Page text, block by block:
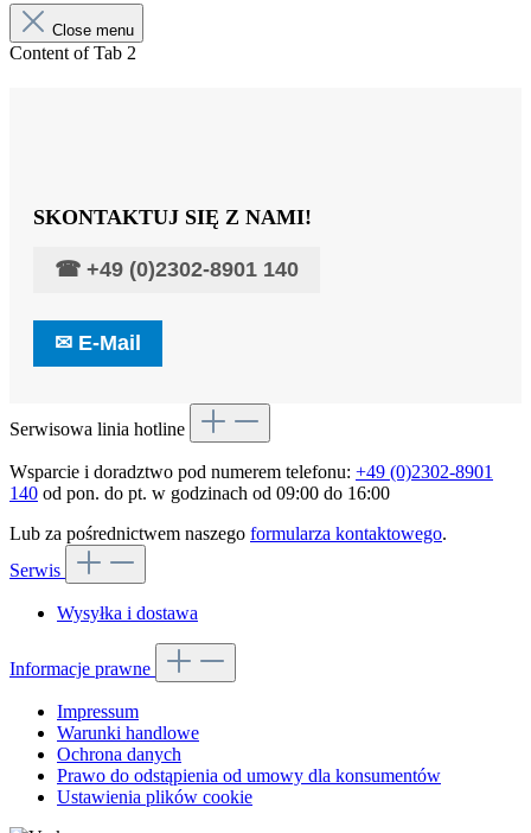
Close menu
Content of Tab 2
SKONTAKTUJ SIĘ Z NAMI!
☎ +49 (0)2302-8901 140
✉ E-Mail
Serwisowa linia hotline
Wsparcie i doradztwo pod numerem telefonu: +49 (0)2302-8901
140 od pon. do pt. w godzinach od 09:00 do 16:00
Lub za pośrednictwem naszego formularza kontaktowego.
Serwis
Wysyłka i dostawa
Informacje prawne
Impressum
Warunki handlowe
Ochrona danych
Prawo do odstąpienia od umowy dla konsumentów
Ustawienia plików cookie